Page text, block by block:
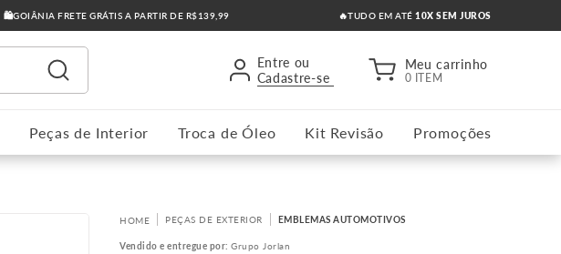
🛍️GOIÂNIA FRETE GRÁTIS A PARTIR DE R$139,99 🔥TUDO EM ATÉ10X SEM JUROS
Entre ou
Cadastre-se
Meu carrinho
0 ITEM
Peças de Interior Troca de Óleo Kit Revisão Promoções
PEÇAS DE EXTERIOR EMBLEMAS AUTOMOTIVOS
Vendido e entregue por:Grupo Jorlan